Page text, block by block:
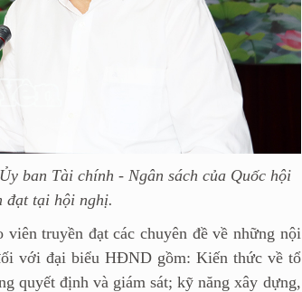
ban Tài chính - Ngân sách của Quốc hội
đạt tại hội nghị.
truyền đạt các chuyên đề về những nội
với đại biểu HĐND gồm: Kiến thức về tổ
quyết định và giám sát; kỹ năng xây dựng,